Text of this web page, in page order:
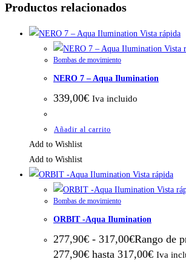
Productos relacionados
Vista rápida
Vista
Bombas de movimiento
NERO 7 – Aqua Ilumination
339,00€ Iva incluido
Añadir al carrito
Add to Wishlist
Add to Wishlist
Vista rápida
Vista
Bombas de movimiento
ORBIT -Aqua Ilumination
277,90€ - 317,00€Rango de
277,90€ hasta 317,00€ Iva